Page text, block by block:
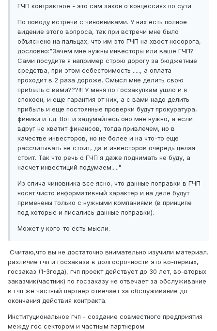
ГЧП контрактное - это сам закон о концессиях по сути.
По поводу встречи с чиновниками. У них есть полное
видение этого вопроса, так при встречи мне было
объяснено на пальцах, что им это ГЧП на хвост носорога,
дословно:"Зачем мне нужны инвесторы или ваше ГЧП?
Сами посудите я например строю дорогу за бюджетные
средства, при этом себестоимость ....., а оплата
проходит в 2 раза дороже. Смысл мне делить свою
прибыль с вами???!!! У меня по госзакупкам ушло и я
спокоен, и еще гарантия от них, а с вами надо делить
прибыль и еще постоянные проверки будут прокуратура,
финики и т.д. Вот и задумайтесь оно мне нужно, а если
вдруг не хватит финансов, тогда привлечем, но в
качестве инвесторов, но не более и на что-то еще
рассчитывать не стоит, да и инвесторов очередь целая
стоит. Так что речь о ГЧП я даже поднимать не буду, а
насчет инвестиций подумаем....."
Из спича чиновника все ясно, что данные поправки в ГЧП
носят чисто информативный характер и на деле будут
применены только с нужными компаниями (в принципе
под которые и писались данные поправки).
Может у кого-то есть мысли.
Считаю,что вы не достаточно внимательно изучили материал.
различие гчп и госзаказа в долгосрочности это во-первых,
госзаказ (1-3года), гчп проект действует до 30 лет, во-вторых
заказчик(частник) по госзаказу не отвечает за обслуживание
в гчп же частный партнер отвечает за обслуживание до
окончания действия контракта.
Институциональное гчп - создание совместного предприятия
между гос сектором и частным партнером.